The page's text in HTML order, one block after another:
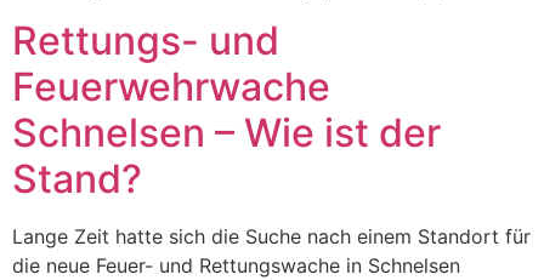
Rettungs- und
Feuerwehrwache
Schnelsen – Wie ist der
Stand?
Lange Zeit hatte sich die Suche nach einem Standort für
die neue Feuer- und Rettungswache in Schnelsen